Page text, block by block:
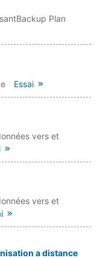
Plan
Essai
vers et
vers et
a distance